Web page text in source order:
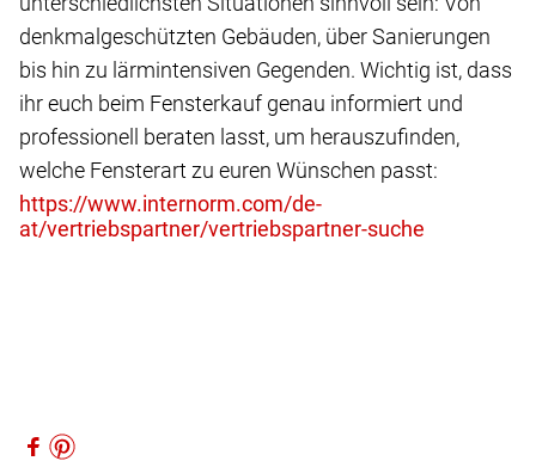
denkmalgeschützten Gebäuden, über Sanierungen
bis hin zu lärmintensiven Gegenden. Wichtig ist, dass
ihr euch beim Fensterkauf genau informiert und
professionell beraten lasst, um herauszufinden,
welche Fensterart zu euren Wünschen passt: